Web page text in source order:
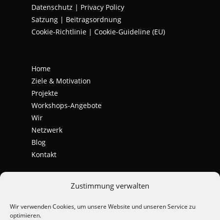
Zustimmung verwalten
Wir verwenden Cookies, um unsere Website und unseren Service zu
optimieren.
Datenschutz | Privacy Policy
Satzung | Beitragsordnung
Cookie-Richtlinie | Cookie-Guideline (EU)
Home
Ziele & Motivation
Projekte
Workshops-Angebote
Wir
Netzwerk
Blog
Kontakt